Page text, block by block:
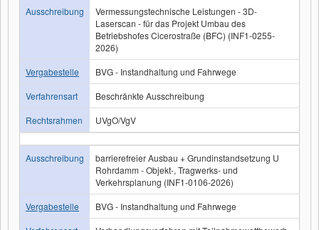
Ausschreibung
Vermessungstechnische Leistungen - 3D-
Laserscan - für das Projekt Umbau des
Betriebshofes Cicerostraße (BFC) (INF1-0255-
2026)
Vergabestelle
BVG - Instandhaltung und Fahrwege
Verfahrensart
Beschränkte Ausschreibung
Rechtsrahmen
UVgO/VgV
Ausschreibung
barrierefreier Ausbau + Grundinstandsetzung U
Rohrdamm - Objekt-, Tragwerks- und
Verkehrsplanung (INF1-0106-2026)
Vergabestelle
BVG - Instandhaltung und Fahrwege